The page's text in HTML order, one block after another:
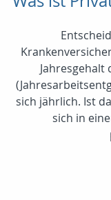
sich jährlich. Ist
sich in